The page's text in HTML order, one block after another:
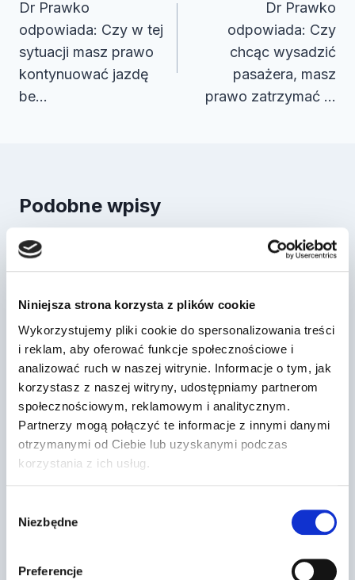
Niniejsza strona korzysta z plików cookie
Wykorzystujemy pliki cookie do spersonalizowania treści
i reklam, aby oferować funkcje społecznościowe i
analizować ruch w naszej witrynie. Informacje o tym, jak
korzystasz z naszej witryny, udostępniamy partnerom
społecznościowym, reklamowym i analitycznym.
Partnerzy mogą połączyć te informacje z innymi danymi
otrzymanymi od Ciebie lub uzyskanymi podczas
korzystania z ich usług.
zgody
Niezbędne
Preferencje
wpisu
Dr Prawko
odpowiada: Czy w tej
sytuacji masz prawo
kontynuować jazdę
be…
Dr Prawko
odpowiada: Czy
chcąc wysadzić
pasażera, masz
prawo zatrzymać …
Podobne wpisy
uprzedza Cię o…